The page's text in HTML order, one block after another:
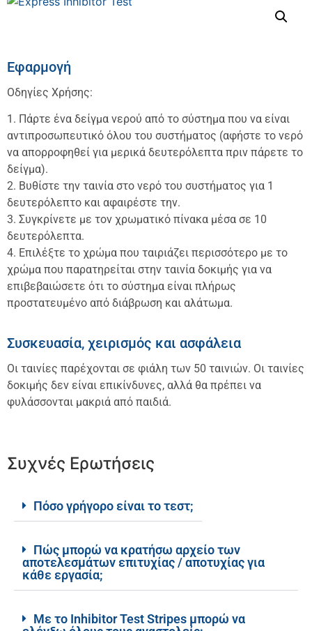
Εφαρμογή
Οδηγίες Χρήσης:
1. Πάρτε ένα δείγμα νερού από το σύστημα που να είναι
αντιπροσωπευτικό όλου του συστήματος (αφήστε το νερό
να απορροφηθεί για μερικά δευτερόλεπτα πριν πάρετε το
δείγμα).
2. Βυθίστε την ταινία στο νερό του συστήματος για 1
δευτερόλεπτο και αφαιρέστε την.
3. Συγκρίνετε με τον χρωματικό πίνακα μέσα σε 10
δευτερόλεπτα.
4. Επιλέξτε το χρώμα που ταιριάζει περισσότερο με το
χρώμα που παρατηρείται στην ταινία δοκιμής για να
επιβεβαιώσετε ότι το σύστημα είναι πλήρως
προστατευμένο από διάβρωση και αλάτωμα.
Συσκευασία, χειρισμός και ασφάλεια
Οι ταινίες παρέχονται σε φιάλη των 50 ταινιών. Οι ταινίες
δοκιμής δεν είναι επικίνδυνες, αλλά θα πρέπει να
φυλάσσονται μακριά από παιδιά.
Συχνές Ερωτήσεις
Πόσο γρήγορο είναι το τεστ;
Πώς μπορώ να κρατήσω αρχείο των
αποτελεσμάτων επιτυχίας / αποτυχίας για
κάθε εργασία;
Με το Inhibitor Test Stripes μπορώ να